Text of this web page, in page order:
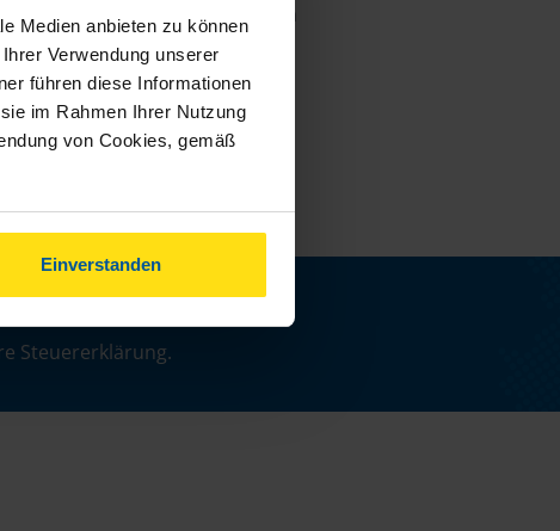
Medien anbieten zu können
Verwendung unserer
führen diese Informationen
im Rahmen Ihrer Nutzung
von Cookies, gemäß
Einverstanden
vertreten wir Sie sogar vor dem
Steuererklärung.